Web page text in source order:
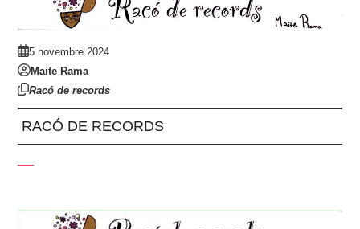
5 novembre 2024
Maite Rama
Racó de records
RACÓ DE RECORDS